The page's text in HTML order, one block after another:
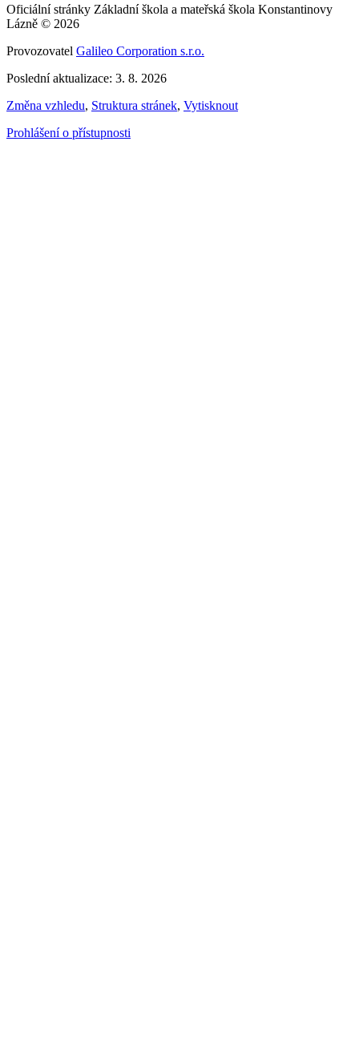
Oficiální stránky Základní škola a mateřská škola Konstantinovy
Lázně © 2026
Provozovatel Galileo Corporation s.r.o.
Poslední aktualizace: 3. 8. 2026
Změna vzhledu, Struktura stránek, Vytisknout
Prohlášení o přístupnosti